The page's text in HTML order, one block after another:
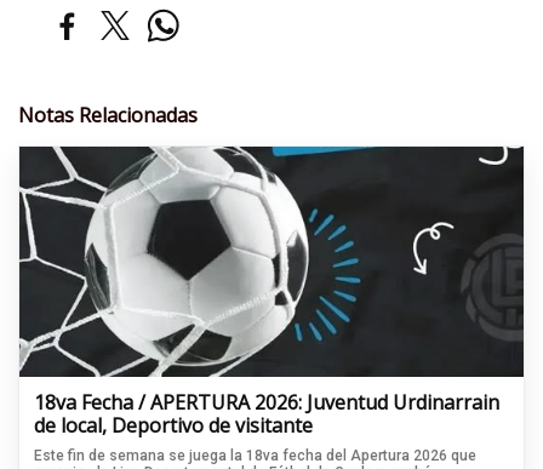
Notas Relacionadas
18va Fecha / APERTURA 2026: Juventud Urdinarrain
de local, Deportivo de visitante
Este fin de semana se juega la 18va fecha del Apertura 2026 que